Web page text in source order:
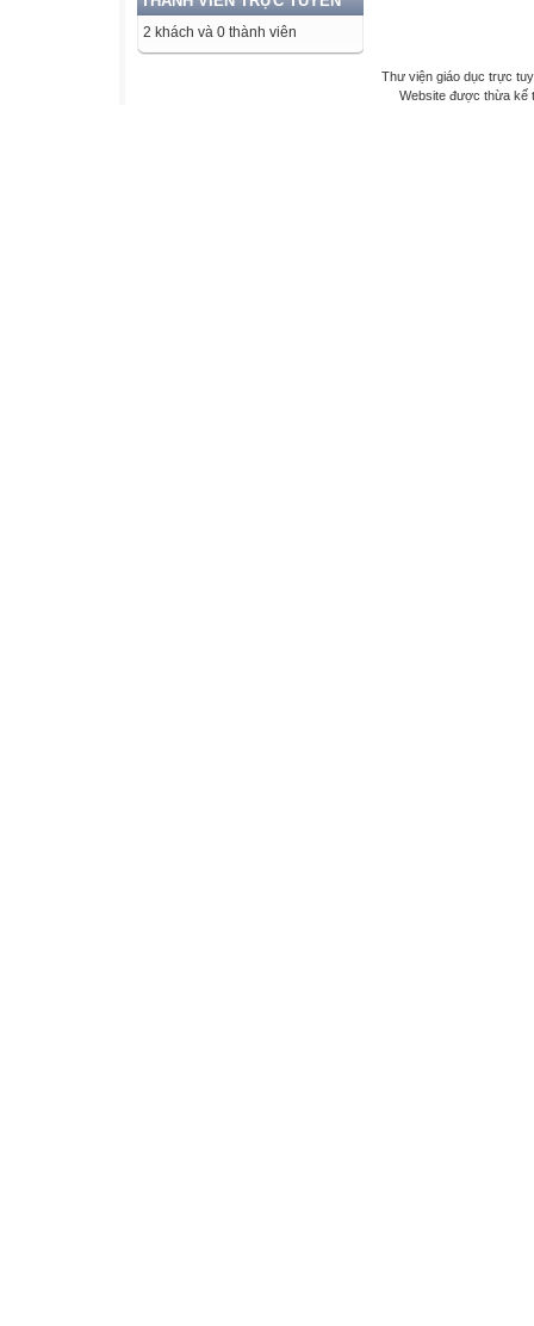
2 khách và 0 thành viên
Thư viện giáo dục trực
Website được thừa kế